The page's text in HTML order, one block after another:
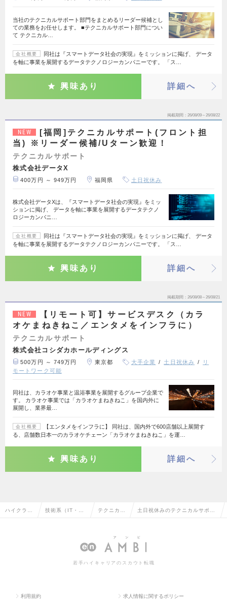
当社のテクニカルサポート部門をまとめるリーダー候補とし
ての業務をお任せします。 ■テクニカルサポート部門につい
て テクニカル…
会社概要
同社は『スマートデータ社会の実現』をミッションに掲げ、 データ
を軸に事業を展開するデータテクノロジーカンパニーです。 「ス…
興味あり 詳細へ
掲載期間 26/08/09～26/08/22
NEW
[福岡]テクニカルサポート(フロント担
当) ※リーダー候補/Uターン歓迎！
テクニカルサポート
株式会社データX
400万円 ～ 949万円 福岡県 土日祝休み
株式会社データXは、『スマートデータ社会の実現』をミッ
ションに掲げ、 データを軸に事業を展開するデータテクノ
ロジーカンパニ…
会社概要
同社は『スマートデータ社会の実現』をミッションに掲げ、 データ
を軸に事業を展開するデータテクノロジーカンパニーです。 「ス…
興味あり 詳細へ
掲載期間 26/08/08～26/08/21
NEW
【リモート可】サービスデスク（カラ
オケまねきねこ／エンタメをインフラに）
テクニカルサポート
株式会社コシダカホールディングス
500万円 ～ 749万円 東京都 大手企業 土日祝休み
リ
モートワーク可能
同社は、カラオケ事業と温浴事業を展開するグループ企業で
す。 カラオケ事業では「カラオケまねきねこ」を国内外に
展開し、業界最…
会社概要
【エンタメをインフラに】 同社は、国内外で600店舗以上展開す
る、店舗数日本一のカラオケチェーン「カラオケまねきねこ」を運…
興味あり 詳細へ
ハイクラス 技術系（IT・We テクニカル 土日祝休みのテクニカルサポー
若手ハイキャリアのスカウト転職
利用規約 求人情報に関するポリシー